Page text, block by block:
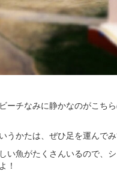
ーチなみに静かなのがこち
うかたは、ぜひ足を運んで
い魚がたくさんいるので、
！